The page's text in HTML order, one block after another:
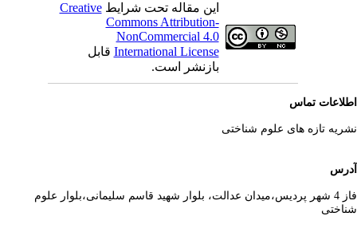
این مقاله تحت شرایطCreative
Commons Attribution-
NonCommercial 4.0
International Licenseقابل
بازنشر است.
تماس
تازه های علوم شناختی
فاز 4 شهر پردیس،میدان عدالت، بلوار شهید قاسم سلیمانی،بلوار علوم